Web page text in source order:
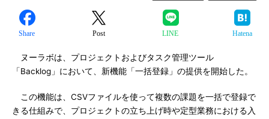
Share Post LINE Hatena
ヌーラボは、プロジェクトおよびタスク管理ツール
「Backlog」において、新機能「一括登録」の提供を開始した。
この機能は、CSVファイルを使って複数の課題を一括で登録で
きる仕組みで、プロジェクトの立ち上げ時や定型業務における入